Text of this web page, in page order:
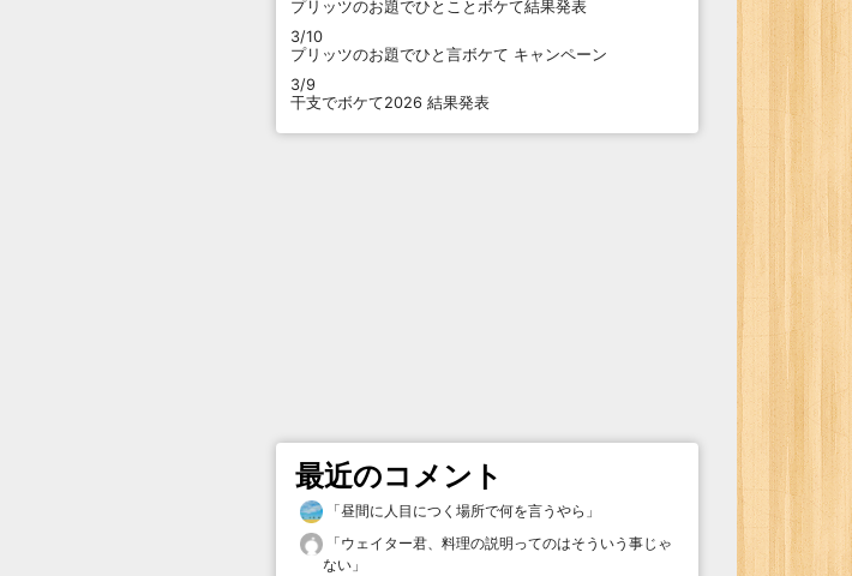
プリッツのお題でひとことボケて結果発表
3/10
プリッツのお題でひと言ボケて キャンペーン
3/9
干支でボケて2026 結果発表
最近のコメント
「昼間に人目につく場所で何を言うやら 」
「ウェイター君、料理の説明ってのはそういう事じゃ
ない 」